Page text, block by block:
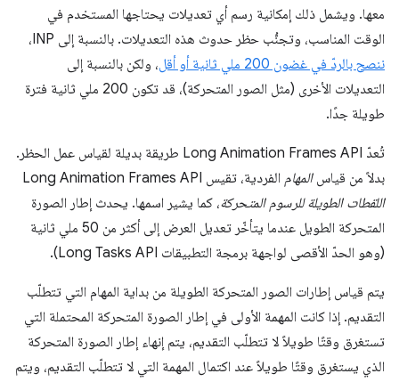
معها. ويشمل ذلك إمكانية رسم أي تعديلات يحتاجها المستخدم في
الوقت المناسب، وتجنُّب حظر حدوث هذه التعديلات. بالنسبة إلى INP،
ننصح بالردّ في غضون 200 ملي ثانية أو أقل
، ولكن بالنسبة إلى
التعديلات الأخرى (مثل الصور المتحركة)، قد تكون 200 ملي ثانية فترة
طويلة جدًا.
تُعدّ Long Animation Frames API طريقة بديلة لقياس عمل الحظر.
بدلاً من قياسالمهام الفردية، تقيس Long Animation Frames API
اللقطات الطويلة للرسوم المتحركة، كما يشير اسمها. يحدث إطار الصورة
المتحركة الطويل عندما يتأخّر تعديل العرض إلى أكثر من 50 ملي ثانية
(وهو الحدّ الأقصى لواجهة برمجة التطبيقات Long Tasks API).
يتم قياس إطارات الصور المتحركة الطويلة من بداية المهام التي تتطلّب
التقديم. إذا كانت المهمة الأولى في إطار الصورة المتحركة المحتملة التي
تستغرق وقتًا طويلاً لا تتطلّب التقديم، يتم إنهاء إطار الصورة المتحركة
الذي يستغرق وقتًا طويلاً عند اكتمال المهمة التي لا تتطلّب التقديم، ويتم